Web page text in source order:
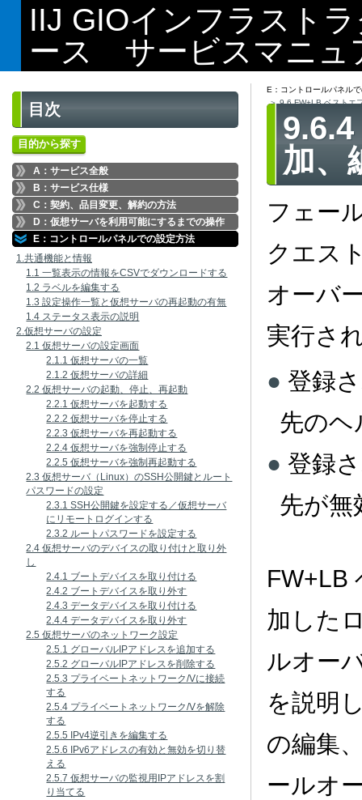
IIJ GIOインフラスト
ース サービスマニュ
目次
目的から探す
A：サービス全般
B：サービス仕様
C：契約、品目変更、解約の方法
D：仮想サーバを利用可能にするまでの操作
E：コントロールパネルでの設定方法
1.共通機能と情報
1.1 一覧表示の情報をCSVでダウンロードする
1.2 ラベルを編集する
1.3 設定操作一覧と仮想サーバの再起動の有無
1.4 ステータス表示の説明
2.仮想サーバの設定
2.1 仮想サーバの設定画面
2.1.1 仮想サーバの一覧
2.1.2 仮想サーバの詳細
2.2 仮想サーバの起動、停止、再起動
2.2.1 仮想サーバを起動する
2.2.2 仮想サーバを停止する
2.2.3 仮想サーバを再起動する
2.2.4 仮想サーバを強制停止する
2.2.5 仮想サーバを強制再起動する
2.3 仮想サーバ（Linux）のSSH公開鍵とルート
パスワードの設定
2.3.1 SSH公開鍵を設定する／仮想サーバ
にリモートログインする
2.3.2 ルートパスワードを設定する
2.4 仮想サーバのデバイスの取り付けと取り外
し
2.4.1 ブートデバイスを取り付ける
2.4.2 ブートデバイスを取り外す
2.4.3 データデバイスを取り付ける
2.4.4 データデバイスを取り外す
2.5 仮想サーバのネットワーク設定
2.5.1 グローバルIPアドレスを追加する
2.5.2 グローバルIPアドレスを削除する
2.5.3 プライベートネットワーク/Vに接続
する
2.5.4 プライベートネットワーク/Vを解除
する
2.5.5 IPv4逆引きを編集する
2.5.6 IPv6アドレスの有効と無効を切り替
える
2.5.7 仮想サーバの監視用IPアドレスを割
り当てる
E：コントロールパネル
9.6 FW+LB ベストエ
加、
フェー
クエス
オーバ
実行さ
登録
先のヘ
登録
先が無
FW+LB
加した
ルオー
を説明
の編集
ールオ